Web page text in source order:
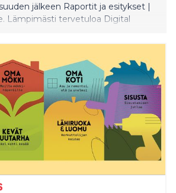
jälkeen Raportit ja esitykset |
Lämpimästi tervetuloa Digital
Oyj Jussi Vasama, toimitusjohtaja
Sijoittajat | Digital Workforce